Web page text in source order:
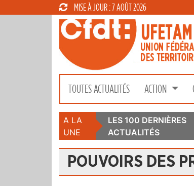
MISE À JOUR : 7 AOÛT 2026
TOUTES ACTUALITÉS ACTION
A LA
UNE
LES 100 DERNIÈRES
ACTUALITÉS
POUVOIRS DES